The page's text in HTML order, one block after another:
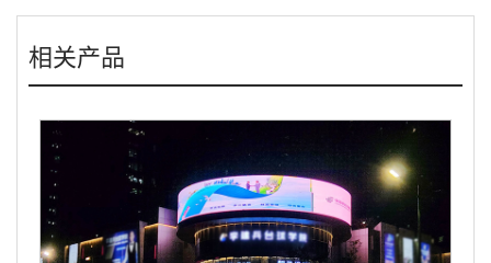
相关产品